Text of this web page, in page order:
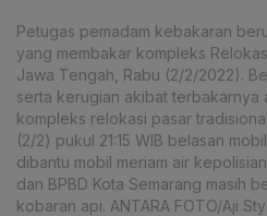
Petugas pemadam kebakaran
yang membakar kompleks
Jawa Tengah, Rabu (2/2/2022).
serta kerugian akibat terbakarnya
kompleks relokasi pasar
(2/2) pukul 21:15 WIB belasan
dibantu mobil meriam air
dan BPBD Kota Semarang masih
kobaran api. ANTARA FOTO/Aji